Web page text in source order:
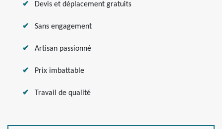
Devis et déplacement gratuits
Sans engagement
Artisan passionné
Prix imbattable
Travail de qualité